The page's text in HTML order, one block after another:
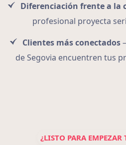
Diferenciación frente a la
profesional proyecta
Clientes más conectados
de Segovia encuentren tus
¿LISTO PARA